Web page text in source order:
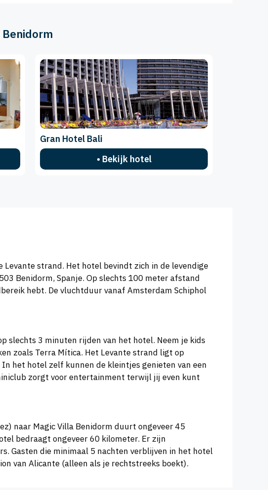
Gran Hotel Bali
• Bekijk hotel
strand. Het hotel bevindt zich in de levendige
Benidorm, Spanje. Op slechts 100 meter afstand
hebt. De vluchtduur vanaf Amsterdam Schiphol
slechts 3 minuten rijden van het hotel. Neem je kids
zoals Terra Mítica. Het Levante strand ligt op
het hotel zelf kunnen de kleintjes genieten van een
zorgt voor entertainment terwijl jij even kunt
naar Magic Villa Benidorm duurt ongeveer 45
bedraagt ongeveer 60 kilometer. Er zijn
Gasten die minimaal 5 nachten verblijven in het hotel
van Alicante (alleen als je rechtstreeks boekt).